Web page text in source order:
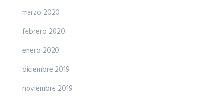
marzo 2020
febrero 2020
enero 2020
diciembre 2019
noviembre 2019